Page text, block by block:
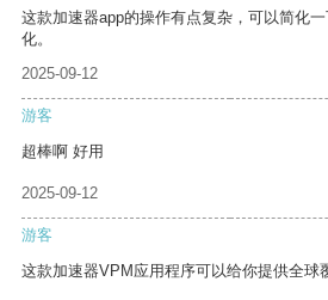
这款加速器app的操作有点复杂，可以简化
化。
2025-09-12
游客
超棒啊 好用
2025-09-12
游客
这款加速器VPM应用程序可以给你提供全球